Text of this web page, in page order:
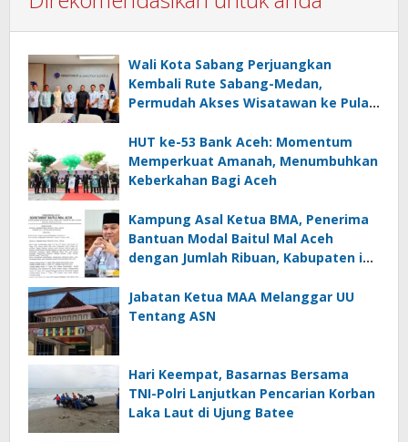
Wali Kota Sabang Perjuangkan
Kembali Rute Sabang-Medan,
Permudah Akses Wisatawan ke Pulau
HUT ke-53 Bank Aceh: Momentum
Memperkuat Amanah, Menumbuhkan
Keberkahan Bagi Aceh
Kampung Asal Ketua BMA, Penerima
Bantuan Modal Baitul Mal Aceh
dengan Jumlah Ribuan, Kabupaten ini
Jabatan Ketua MAA Melanggar UU
Tentang ASN
Hari Keempat, Basarnas Bersama
TNI-Polri Lanjutkan Pencarian Korban
Laka Laut di Ujung Batee